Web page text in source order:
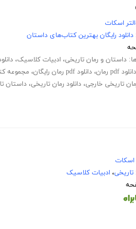
اسکات
دانلود رایگان بهترین کتاب‌های داستان
داستان و رمان تاریخی، ادبیات کلاسیک،
دانلود pdf رمان ، دانلود pdf رمان رایگان ، مجموعه
تاریخی خارجی، دانلود رمان تاریخی، داستان
اسکات
تاریخی، ادبیات کلاسیک